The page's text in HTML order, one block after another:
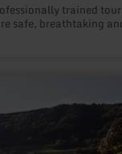
trained tour
safe, breathtaking